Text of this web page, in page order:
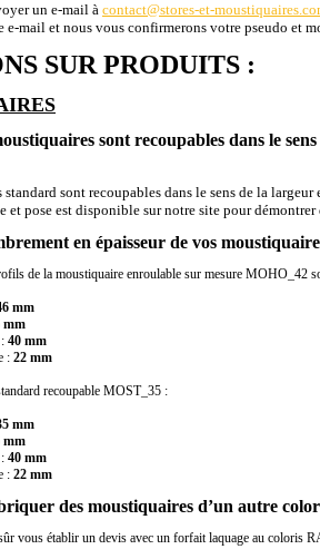
un e-mail àcontact@stores-et-
e-mail et nous vous confirmerons votre pseudo et
SUR PRODUITS :
sont recoupables dans le
sont recoupables dans le sens de la largeur
et pose est disponible sur notre site pour
en épaisseur de vos
de la moustiquaire enroulable sur mesure MOHO_42
mm
mm
40 mm
: 22 mm
recoupable MOST_35 :
mm
mm
40 mm
: 22 mm
des moustiquaires d’un autre
vous établir un devis avec un forfait laquage au coloris